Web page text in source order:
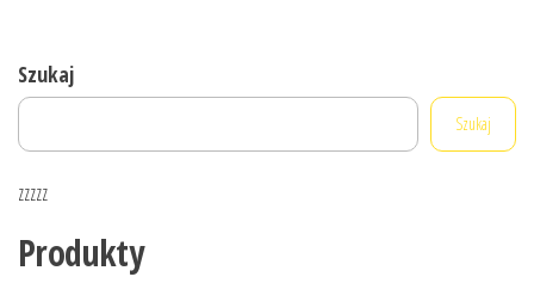
Szukaj
Szukaj
zzzzz
Produkty